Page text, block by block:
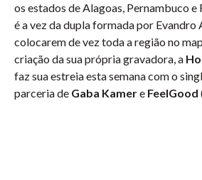
os estados de Alagoas, Pernambuco
é a vez da dupla formada por Evandro
colocarem de vez toda a região no
criação da sua própria gravadora, a
faz sua estreia esta semana com o
parceria de Gaba Kamere FeelGood